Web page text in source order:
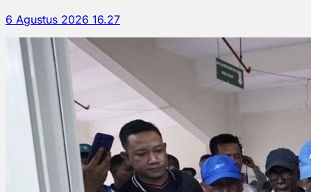
6 Agustus 2026 16.27